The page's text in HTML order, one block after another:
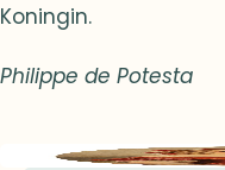
Koningin.
Philippe de Potesta